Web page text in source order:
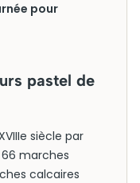
pour
pastel de
siècle par
marches
calcaires